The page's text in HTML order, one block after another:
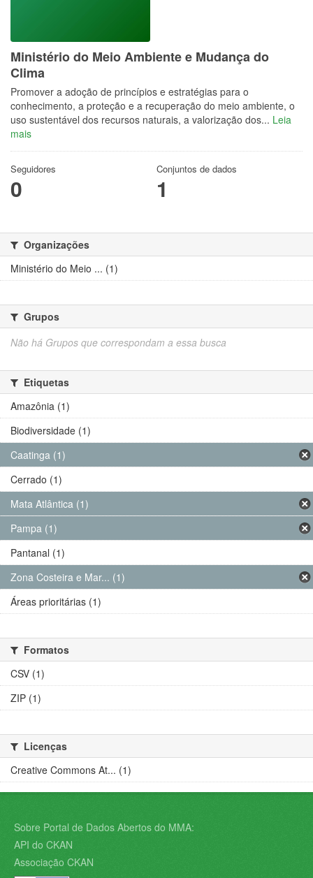
Ministério do Meio Ambiente e Mudança do
Clima
Promover a adoção de princípios e estratégias para o
conhecimento, a proteção e a recuperação do meio ambiente, o
uso sustentável dos recursos naturais, a valorização dos... Leia
mais
Seguidores
0
Conjuntos de dados
1
Organizações
Ministério do Meio ... (1)
Grupos
Não há Grupos que correspondam a essa busca
Etiquetas
Amazônia (1)
Biodiversidade (1)
Caatinga (1)
Cerrado (1)
Mata Atlântica (1)
Pampa (1)
Pantanal (1)
Zona Costeira e Mar... (1)
Áreas prioritárias (1)
Formatos
CSV (1)
ZIP (1)
Licenças
Creative Commons At... (1)
Sobre Portal de Dados Abertos do MMA:
API do CKAN
Associação CKAN